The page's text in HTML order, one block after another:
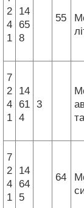
2
4
1
14
65
8
55
7
2
4
1
14
61
4
3
7
2
4
1
14
64
5
64